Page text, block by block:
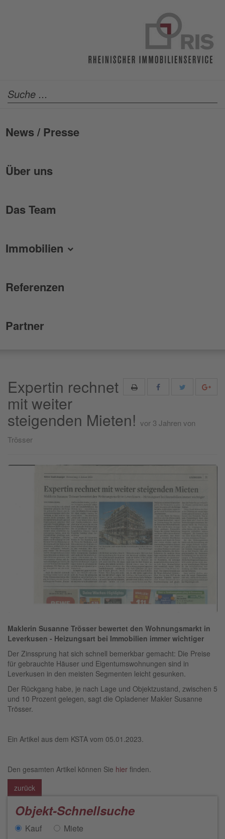
News / Presse
Über uns
Das Team
Immobilien
Referenzen
Partner
Expertin rechnet
mit weiter
steigenden Mieten! vor 3 Jahren von
Trösser
Maklerin Susanne Trösser bewertet den Wohnungsmarkt in
Leverkusen - Heizungsart bei Immobilien immer wichtiger
Der Zinssprung hat sich schnell bemerkbar gemacht: Die Preise
für gebrauchte Häuser und Eigentumswohnungen sind in
Leverkusen in den meisten Segmenten leicht gesunken.
Der Rückgang habe, je nach Lage und Objektzustand, zwischen 5
und 10 Prozent gelegen, sagt die Opladener Makler Susanne
Trösser.
Ein Artikel aus dem KSTA vom 05.01.2023.
Den gesamten Artikel können Sie hier finden.
zurück
Objekt-Schnellsuche
Kauf Miete